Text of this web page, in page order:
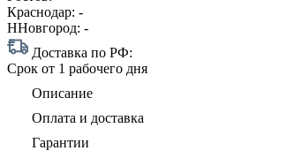
Краснодар: -
ННовгород: -
Доставка по РФ:
Срок от 1 рабочего дня
Описание
Оплата и доставка
Гарантии